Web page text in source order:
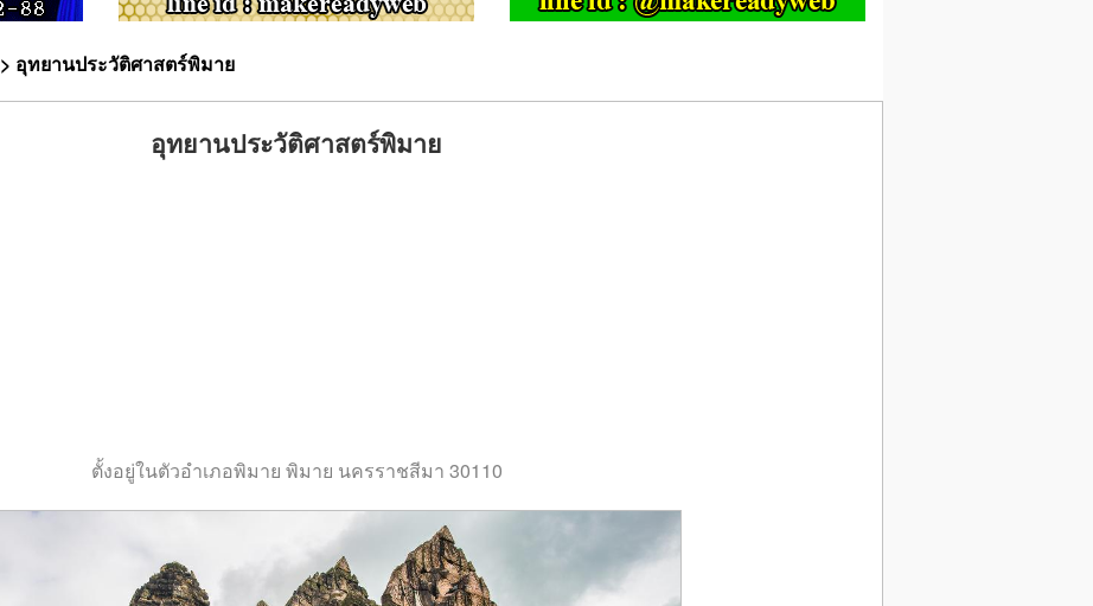
> อุทยานประวัติศาสตร์พิมาย
อุทยานประวัติศาสตร์พิมาย
ตั้งอยู่ในตัวอำเภอพิมาย พิมาย นครราชสีมา 30110